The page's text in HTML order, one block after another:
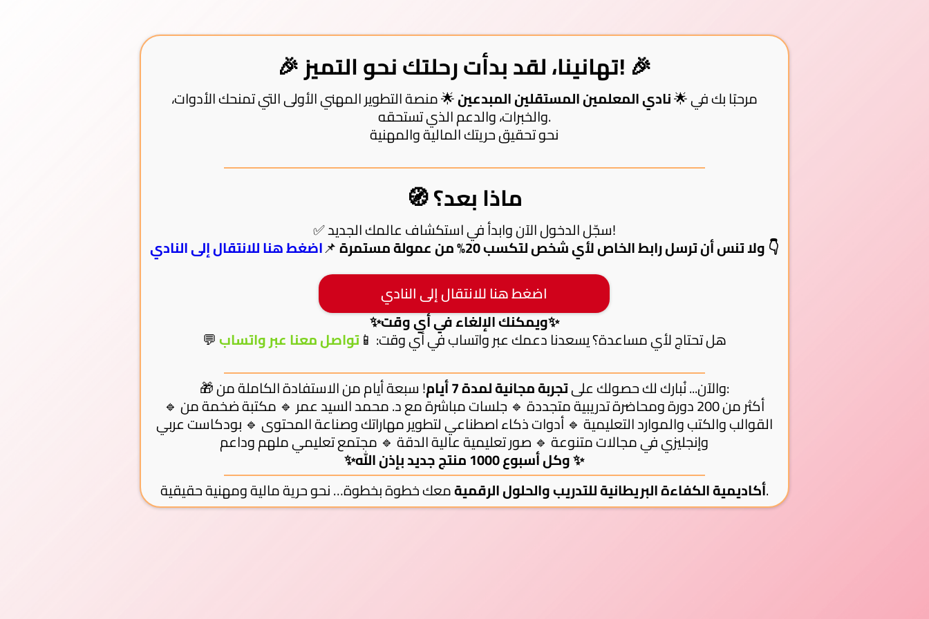
🎉 تهانينا، لقد بدأت رحلتك نحو التميز! 🎉
مرحبًا بك في 🌟نادي المعلمين المستقلين المبدعين🌟 منصة التطوير المهني الأولى التي تمنحك الأدوات،
والخبرات، والدعم الذي تستحقه.
نحو تحقيق حريتك المالية والمهنية
🧭 ماذا بعد؟
✅ سجّل الدخول الآن وابدأ في استكشاف عالمك الجديد!
ولا تنس أن ترسل رابط الخاص لأي شخص لتكسب 20% من عمولة مستمرة 📌اضغط هنا للانتقال إلى النادي
👇
اضغط هنا للانتقال إلى النادي
✨ويمكنك الإلغاء في أي وقت✨
💬 هل تحتاج لأي مساعدة؟ يسعدنا دعمك عبر واتساب في أي وقت: 📱تواصل معنا عبر واتساب
🎁 والآن... نُبارك لك حصولك علىتجربة مجانية لمدة 7 أيام ! سبعة أيام من الاستفادة الكاملة من:
🔹 أكثر من 200 دورة ومحاضرة تدريبية متجددة 🔹 جلسات مباشرة مع د. محمد السيد عمر 🔹 مكتبة ضخمة من
القوالب والكتب والموارد التعليمية 🔹 أدوات ذكاء اصطناعي لتطوير مهاراتك وصناعة المحتوى 🔹 بودكاست عربي
وإنجليزي في مجالات متنوعة 🔹 صور تعليمية عالية الدقة 🔹 مجتمع تعليمي ملهم وداعم
✨وكل أسبوع 1000 منتج جديد بإذن الله ✨
أكاديمية الكفاءة البريطانية للتدريب والحلول الرقميةمعك خطوة بخطوة… نحو حرية مالية ومهنية حقيقية.